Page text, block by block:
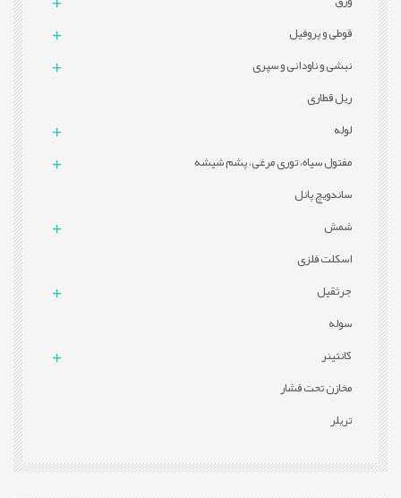
قوطی و پروفيل
نبشی و ناودانی و سپری
ریل قطاری
لوله
مفتول سیاه، توری مرغی، پشم شیشه
ساندویچ پانل
شمش
اسکلت فلزی
جرثقیل
سوله
کانتینر
مخازن تحت فشار
تریلر